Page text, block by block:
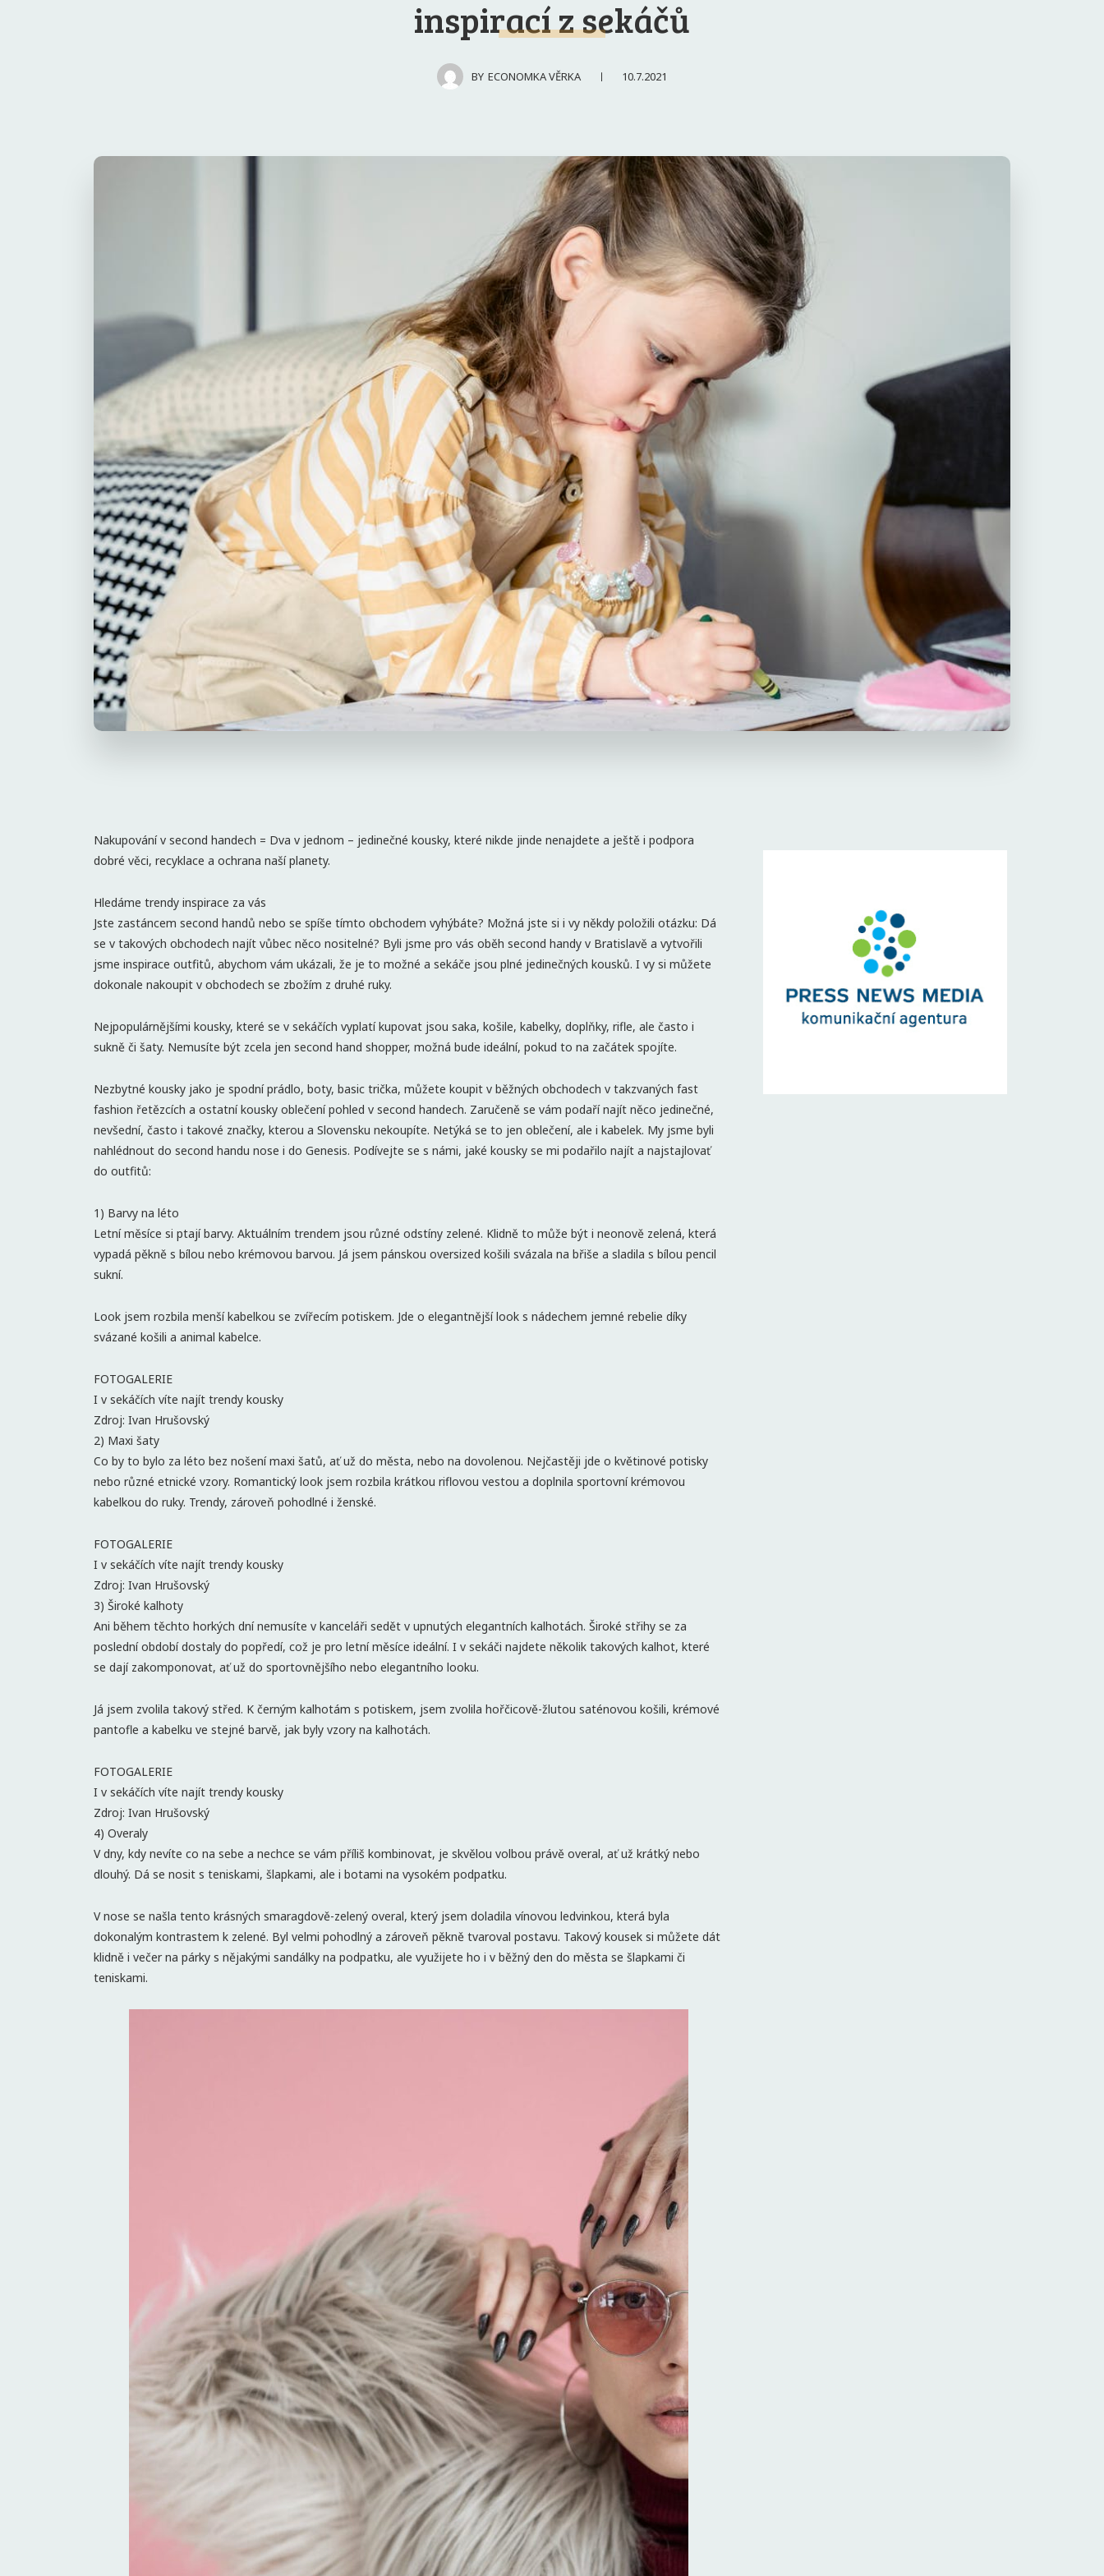
inspirací z sekáčů
BY ECONOMKA VĚRKA 10.7.2021
Nakupování v second handech = Dva v jednom – jedinečné kousky, které nikde jinde nenajdete a ještě i podpora
dobré věci, recyklace a ochrana naší planety.
Hledáme trendy inspirace za vás
Jste zastáncem second handů nebo se spíše tímto obchodem vyhýbáte? Možná jste si i vy někdy položili otázku: Dá
se v takových obchodech najít vůbec něco nositelné? Byli jsme pro vás oběh second handy v Bratislavě a vytvořili
jsme inspirace outfitů, abychom vám ukázali, že je to možné a sekáče jsou plné jedinečných kousků. I vy si můžete
dokonale nakoupit v obchodech se zbožím z druhé ruky.
Nejpopulárnějšími kousky, které se v sekáčích vyplatí kupovat jsou saka, košile, kabelky, doplňky, rifle, ale často i
sukně či šaty. Nemusíte být zcela jen second hand shopper, možná bude ideální, pokud to na začátek spojíte.
Nezbytné kousky jako je spodní prádlo, boty, basic trička, můžete koupit v běžných obchodech v takzvaných fast
fashion řetězcích a ostatní kousky oblečení pohled v second handech. Zaručeně se vám podaří najít něco jedinečné,
nevšední, často i takové značky, kterou a Slovensku nekoupíte. Netýká se to jen oblečení, ale i kabelek. My jsme byli
nahlédnout do second handu nose i do Genesis. Podívejte se s námi, jaké kousky se mi podařilo najít a najstajlovať
do outfitů:
1) Barvy na léto
Letní měsíce si ptají barvy. Aktuálním trendem jsou různé odstíny zelené. Klidně to může být i neonově zelená, která
vypadá pěkně s bílou nebo krémovou barvou. Já jsem pánskou oversized košili svázala na břiše a sladila s bílou pencil
sukní.
Look jsem rozbila menší kabelkou se zvířecím potiskem. Jde o elegantnější look s nádechem jemné rebelie díky
svázané košili a animal kabelce.
FOTOGALERIE
I v sekáčích víte najít trendy kousky
Zdroj: Ivan Hrušovský
2) Maxi šaty
Co by to bylo za léto bez nošení maxi šatů, ať už do města, nebo na dovolenou. Nejčastěji jde o květinové potisky
nebo různé etnické vzory. Romantický look jsem rozbila krátkou riflovou vestou a doplnila sportovní krémovou
kabelkou do ruky. Trendy, zároveň pohodlné i ženské.
FOTOGALERIE
I v sekáčích víte najít trendy kousky
Zdroj: Ivan Hrušovský
3) Široké kalhoty
Ani během těchto horkých dní nemusíte v kanceláři sedět v upnutých elegantních kalhotách. Široké střihy se za
poslední období dostaly do popředí, což je pro letní měsíce ideální. I v sekáči najdete několik takových kalhot, které
se dají zakomponovat, ať už do sportovnějšího nebo elegantního looku.
Já jsem zvolila takový střed. K černým kalhotám s potiskem, jsem zvolila hořčicově-žlutou saténovou košili, krémové
pantofle a kabelku ve stejné barvě, jak byly vzory na kalhotách.
FOTOGALERIE
I v sekáčích víte najít trendy kousky
Zdroj: Ivan Hrušovský
4) Overaly
V dny, kdy nevíte co na sebe a nechce se vám příliš kombinovat, je skvělou volbou právě overal, ať už krátký nebo
dlouhý. Dá se nosit s teniskami, šlapkami, ale i botami na vysokém podpatku.
V nose se našla tento krásných smaragdově-zelený overal, který jsem doladila vínovou ledvinkou, která byla
dokonalým kontrastem k zelené. Byl velmi pohodlný a zároveň pěkně tvaroval postavu. Takový kousek si můžete dát
klidně i večer na párky s nějakými sandálky na podpatku, ale využijete ho i v běžný den do města se šlapkami či
teniskami.